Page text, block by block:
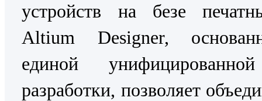
устройств на безе
Altium Designer,
единой
разработки, позволяет